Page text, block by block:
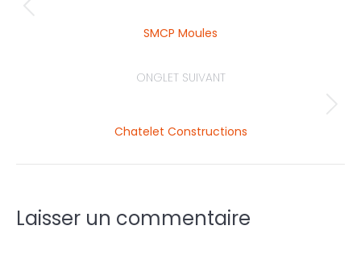
SMCP Moules
ONGLET SUIVANT
Chatelet Constructions
Laisser un commentaire